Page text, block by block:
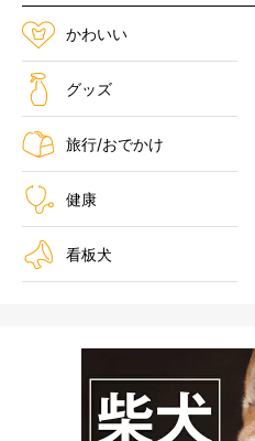
かわいい
グッズ
旅行/おでかけ
健康
看板犬